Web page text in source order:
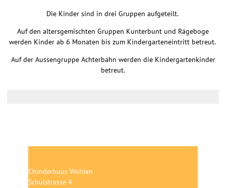
Die Kinder sind in drei Gruppen aufgeteilt.
Auf den altersgemischten Gruppen Kunterbunt und Rägeboge
werden Kinder ab 6 Monaten bis zum Kindergarteneintritt betreut.
Auf der Aussengruppe Achterbahn werden die Kindergartenkinder
betreut.
Chinderhuus Wohlen
Schulstrasse 4